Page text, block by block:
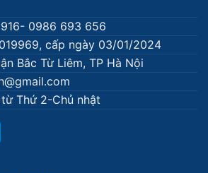
0986 693 656
cấp ngày 03/01/2024
Bắc Từ Liêm, TP Hà Nội
Thứ 2-Chủ nhật